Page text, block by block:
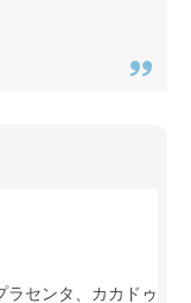
ラセンタ、カカドゥ